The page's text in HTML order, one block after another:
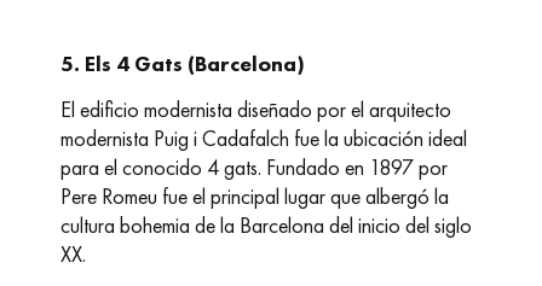
5. Els 4 Gats (Barcelona)
El edificio modernista diseñado por el arquitecto
modernista Puig i Cadafalch fue la ubicación ideal
para el conocido 4 gats. Fundado en 1897 por
Pere Romeu fue el principal lugar que albergó la
cultura bohemia de la Barcelona del inicio del siglo
XX.